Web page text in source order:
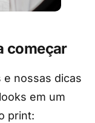
começar
nossas dicas
em um
print: